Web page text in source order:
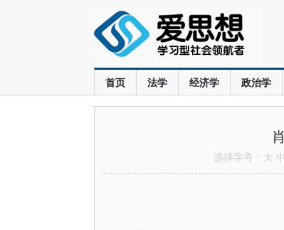
首页 法学 经济学 政治学
选择字号： 大 中